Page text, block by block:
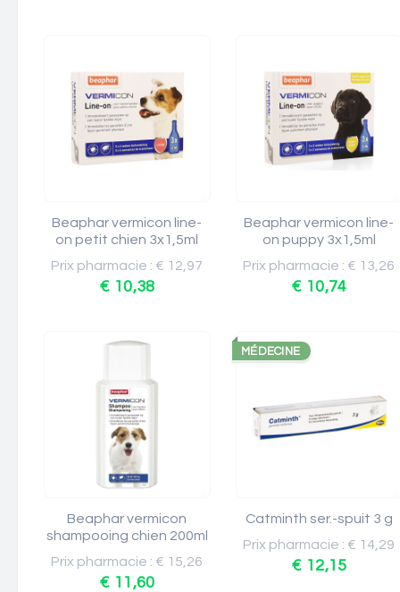
Beaphar vermicon line-
on petit chien 3x1,5ml
Prix pharmacie : € 12,97
€ 10,38
Beaphar vermicon line-
on puppy 3x1,5ml
Prix pharmacie : € 13,26
€ 10,74
Beaphar vermicon
shampooing chien 200ml
Prix pharmacie : € 15,26
€ 11,60
MÉDECINE
Catminth ser.-spuit 3 g
Prix pharmacie : € 14,29
€ 12,15